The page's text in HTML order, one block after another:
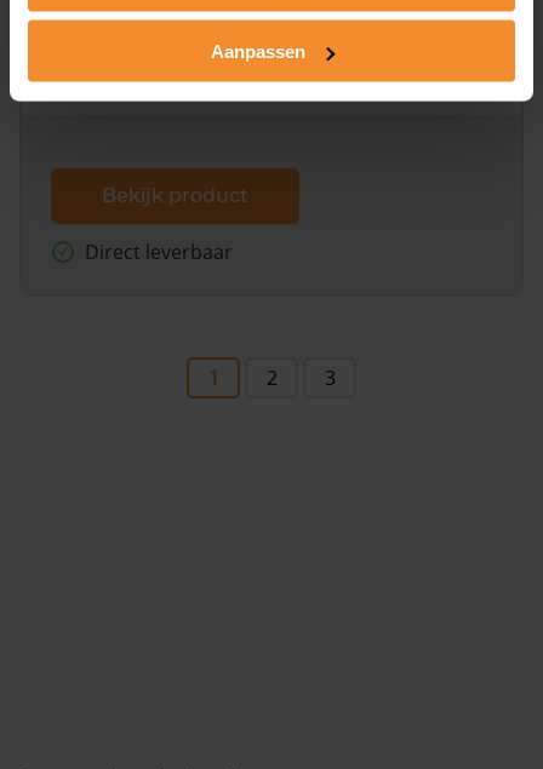
Aanpassen
omliggende percelen met de kadastrale erfgrenzen,
Bekijk product
Direct leverbaar
1 2 3